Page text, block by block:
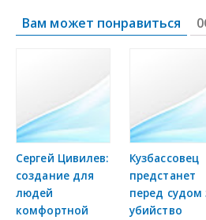
Вам может понравиться
Сергей Цивилев:
создание для
людей
комфортной
Кузбассовец
предстанет
перед судом
убийство